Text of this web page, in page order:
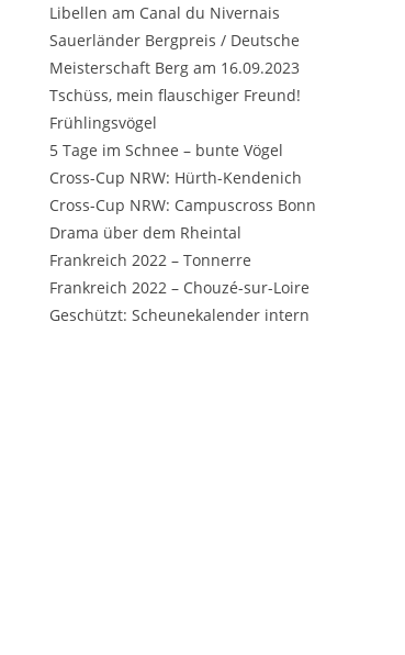
Libellen am Canal du Nivernais
Sauerländer Bergpreis / Deutsche
Meisterschaft Berg am 16.09.2023
Tschüss, mein flauschiger Freund!
Frühlingsvögel
5 Tage im Schnee – bunte Vögel
Cross-Cup NRW: Hürth-Kendenich
Cross-Cup NRW: Campuscross Bonn
Drama über dem Rheintal
Frankreich 2022 – Tonnerre
Frankreich 2022 – Chouzé-sur-Loire
Geschützt: Scheunekalender intern